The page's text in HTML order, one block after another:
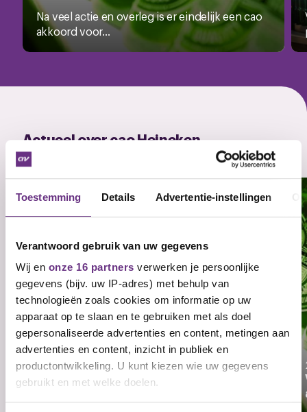
Toestemming Details Advertentie-instellingen
Verantwoord gebruik van uw gegevens
Wij en onze 16 partners verwerken je persoonlijke
gegevens (bijv. uw IP-adres) met behulp van
technologieën zoals cookies om informatie op uw
apparaat op te slaan en te gebruiken met als doel
gepersonaliseerde advertenties en content, metingen aan
advertenties en content, inzicht in publiek en
productontwikkeling. U kunt kiezen wie uw gegevens
gebruikt en met welke doelen.
Na veel actie en overleg is er eindelijk een cao
akkoord voor...
Actueel over cao Heineken
Zie al het nieuws
9 juni 2026
SBR van Heineken is verlengd tot 1 april
2027: stem mee over het bereikte